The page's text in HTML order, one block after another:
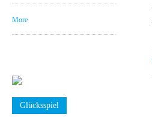
More
Glücksspiel